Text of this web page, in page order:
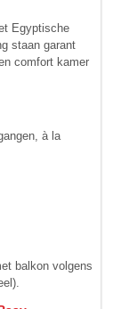
Egyptische
staan garant
comfort kamer
à la
balkon volgens